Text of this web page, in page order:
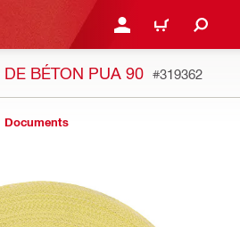
CONNEXION OU
PANIER
BÉTON PUA 90 #319362
Documents